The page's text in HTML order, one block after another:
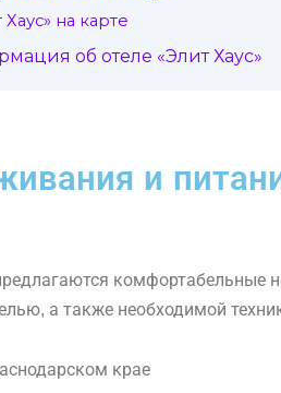
на карте
об отеле «Элит Хаус»
и
комфортабельные
а также необходимой